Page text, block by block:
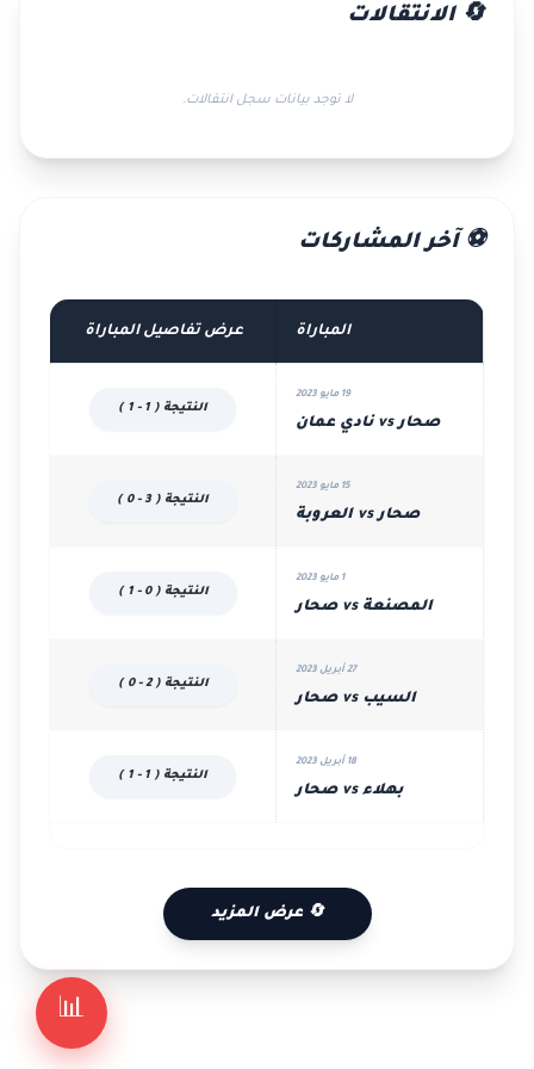
📊
🔄 الانتقالات
لا توجد بيانات سجل انتقالات.
⚽ آخر المشاركات
المباراة عرض تفاصيل المباراة
19 مايو 2023
صحار vs نادي عمان
النتيجة ( 1 - 1 )
15 مايو 2023
صحار vs العروبة
النتيجة ( 3 - 0 )
1 مايو 2023
المصنعة vs صحار
النتيجة ( 0 - 1 )
27 أبريل 2023
السيب vs صحار
النتيجة ( 2 - 0 )
18 أبريل 2023
بهلاء vs صحار
النتيجة ( 1 - 1 )
🔄 عرض المزيد